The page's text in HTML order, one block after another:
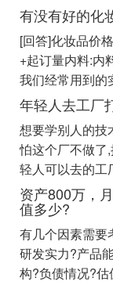
有没有好的化
[回答]化妆品价
+起订量内料:内
我们经常用到的
年轻人去工厂
想要学别人的技
怕这个厂不做了
轻人可以去的工
资产800万，
值多少?
有几个因素需要
研发实力?产品
构?负债情况?